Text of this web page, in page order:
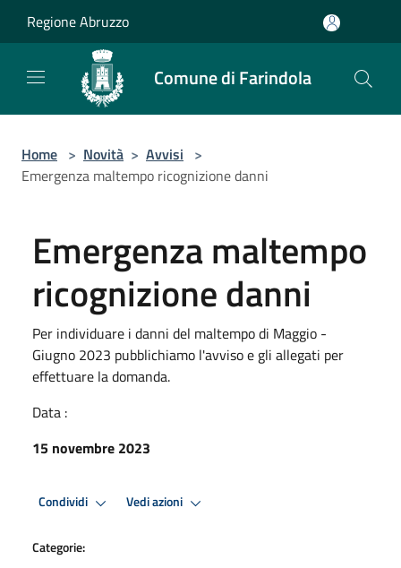
Regione Abruzzo
Comune di Farindola
Home > Novità > Avvisi >
Emergenza maltempo ricognizione danni
Emergenza maltempo
ricognizione danni
Per individuare i danni del maltempo di Maggio -
Giugno 2023 pubblichiamo l'avviso e gli allegati per
effettuare la domanda.
Data :
15 novembre 2023
Condividi Vedi azioni
Categorie: